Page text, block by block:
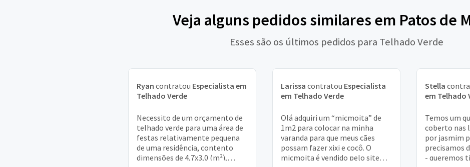
Veja alguns pedidos similares em Patos de
Esses são os últimos pedidos para Telhado Verde
Ryan contratou Especialista em
Telhado Verde
Necessito de um orçamento de
telhado verde para uma área de
festas relativamente pequena
de uma residência, contento
dimensões de 4,7x3,0 (m²),
Larissa contratou Especialista
em Telhado Verde
Olá adquiri um “micmoita” de
1m2 para colocar na minha
varanda para que meus cães
possam fazer xixi e cocô. O
micmoita é vendido pelo site
Stella
em Telhado
Temos um
coberto nas
por jasmim
precisamos
- queremos